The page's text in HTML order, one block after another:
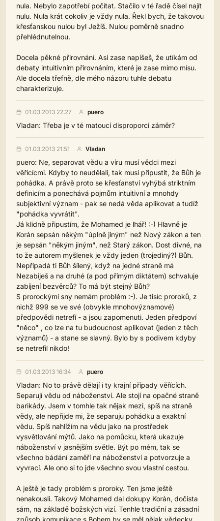
nula. Nebylo zapotřebí počítat. Stačilo v té řadě čísel najít
nulu. Nula krát cokoliv je vždy nula. Řekl bych, že takovou
křesťanskou nulou byl Ježíš. Nulou poměrně snadno
přehlédnutelnou.
Docela pěkné přirovnání. Asi zase napíšeš, že utíkám od
debaty intuitivním přirovnáním, které je zase mimo mísu.
Ale docela třefně, dle mého názoru tuhle debatu
charakterizuje.
01.03.2013 22:27 puero
Vladan: Třeba je v té matoucí disproporci záměr?
01.03.2013 21:51 Vladan
puero: Ne, separovat vědu a víru musí vědci mezi
věřícícmi. Kdyby to neudělali, tak musí připustit, že Bůh je
pohádka. A právě proto se křesťanství vyhýbá striktním
definicím a ponechává pojmům intuitivní a mnohdy
subjektivní význam - pak se nedá věda aplikovat a tudíž
"pohádka vyvrátit".
Já klidně připustím, že Mohamed je lhář! :-) Hlavně je
Korán sepsán někým "úplně jiným" než Nový zákon a ten
je sepsán "někým jiným", než Starý zákon. Dost divné, na
to že autorem myšlenek je vždy jeden (trojediný?) Bůh.
Nepřipadá ti Bůh šílený, když na jedné straně má
Nezabiješ a na druhé (a pod přímým diktátem) schvaluje
zabíjení bezvěrců? To má být stejný Bůh?
S prorockými sny nemám problém :-). Je tisíc proroků, z
nichž 999 se ve své (obvykle mnohovýznamové)
předpovědi netrefí - a jsou zapomenuti. Jeden předpoví
"něco" , co lze na tu budoucnost aplikovat (jeden z těch
významů) - a stane se slavný. Bylo by s podivem kdyby
se netrefil nikdo!
01.03.2013 16:34 puero
Vladan: No to právě dělají i ty krajní případy věřících.
Separují vědu od náboženství. Ale stojí na opačné straně
barikády. Jsem v tomhle tak nějak mezi, spíš na straně
vědy, ale nepřijde mi, že separuju pohádku a exaktní
vědu. Spíš nahlížím na vědu jako na prostředek
vysvětlování mýtů. Jako na pomůcku, která ukazuje
náboženství v jasnějším světle. Být po mém, tak se
všechno bádání zaměří na náboženství a potvorzuje a
vyvrací. Ale ono si to jde všechno svou vlastní cestou.
A ještě je tady problém s proroky. Ten jsme ještě
nenakousli. Takový Mohamed dal dokupy Korán, dočista
sám, na základě božských vizí. Tenhle tradiční a zásadní
způsob komunikace s Bohem by se měl nějak vědecky